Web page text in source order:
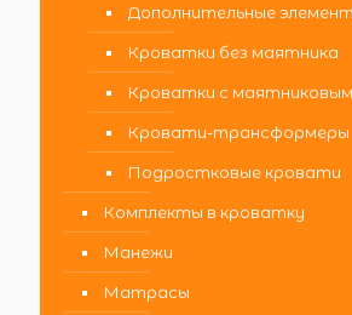
Дополнительные
Кроватки без маятника
Кроватки с
Кровати-трансформеры
Подростковые кровати
Комплекты в кроватку
Манежи
Матрасы